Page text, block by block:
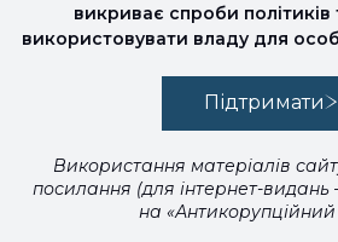
викриває спроби політиків
використовувати владу для
Підтримати
Використання матеріалів
посилання (для інтернет-
на «Антикорупційний